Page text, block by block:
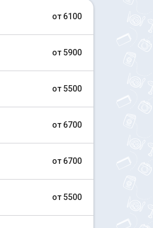
от 6100
от 5900
от 5500
от 6700
от 6700
от 5500